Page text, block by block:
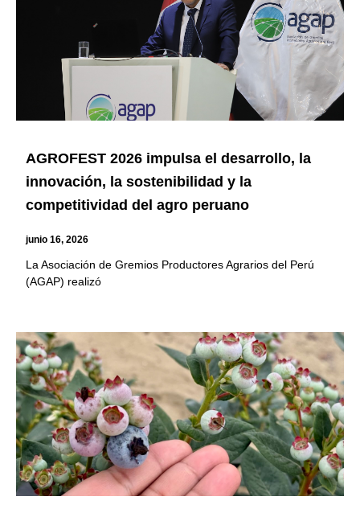
AGROFEST 2026 impulsa el desarrollo, la
innovación, la sostenibilidad y la
competitividad del agro peruano
junio 16, 2026
La Asociación de Gremios Productores Agrarios del Perú
(AGAP) realizó